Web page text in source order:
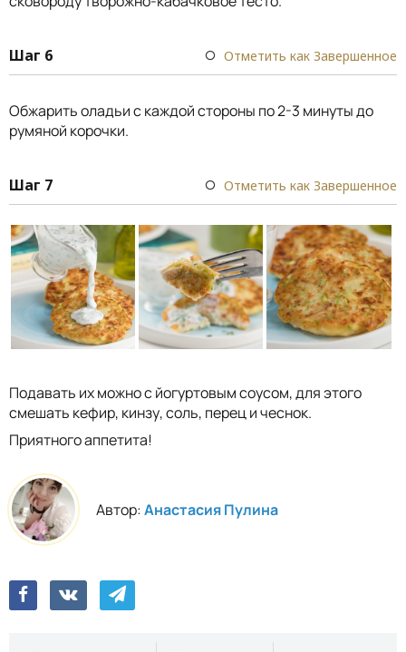
Шаг 6 Отметить как Завершенное
Обжарить оладьи с каждой стороны по 2-3 минуты до
румяной корочки.
Шаг 7 Отметить как Завершенное
Подавать их можно с йогуртовым соусом, для этого
смешать кефир, кинзу, соль, перец и чеснок.
Приятного аппетита!
Автор:Анастасия Пулина